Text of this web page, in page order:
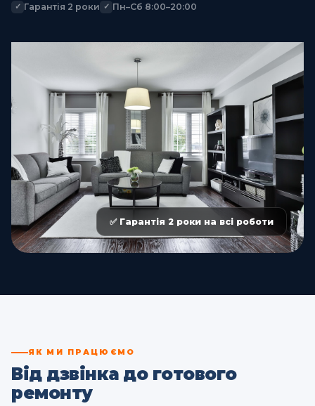
Гарантія 2 роки
Пн–Сб 8:00–20:00
✅ Гарантія 2 роки на всі роботи
ЯК МИ ПРАЦЮЄМО
Від дзвінка до готового
ремонту